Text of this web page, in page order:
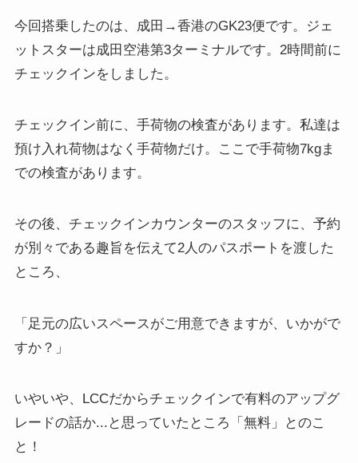
今回搭乗したのは、成田→香港のGK23便です。ジェ
ットスターは成田空港第3ターミナルです。 2時間前に
チェックインをしました。
チェックイン前に、手荷物の検査があります。私達は
預け入れ荷物はなく手荷物だけ。ここで手荷物7kgま
での検査があります。
その後、チェックインカウンターのスタッフに、予約
が別々である趣旨を伝えて2人のパスポートを渡した
ところ、
「足元の広いスペースがご用意できますが、いかがで
すか？」
いやいや、 LCCだからチェックインで有料のアップグ
レードの話か...と思っていたところ 「無料」
とのこ
と！